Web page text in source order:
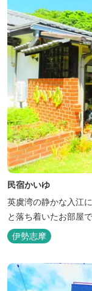
民宿かいゆ
英虞湾の静かな入江
と落ち着いたお部屋
伊勢志摩